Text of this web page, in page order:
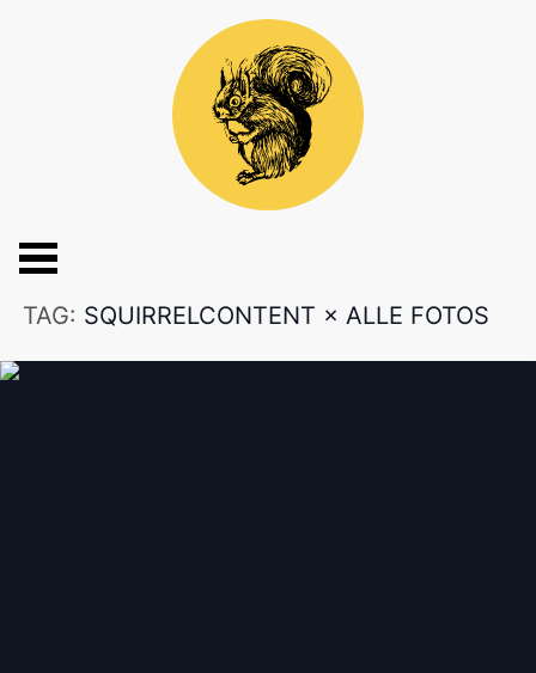
TAG: SQUIRRELCONTENT × ALLE FOTOS